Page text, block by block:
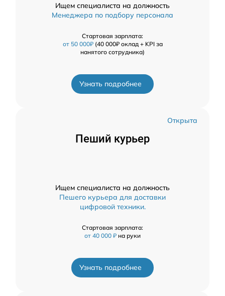
Ищем специалиста на должность
Менеджера по подбору персонала
Стартовая зарплата:
от 50 000₽(40 000₽ оклад + KPI за
нанятого сотрудника)
Узнать подробнее
Открыта
Пеший курьер
Ищем специалиста на должность
Пешего курьера для доставки
цифровой техники.
Стартовая зарплата:
от 40 000 ₽ на руки
Узнать подробнее